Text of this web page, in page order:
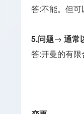
答:不能。但
5.问题→ 通常
答:开曼的有